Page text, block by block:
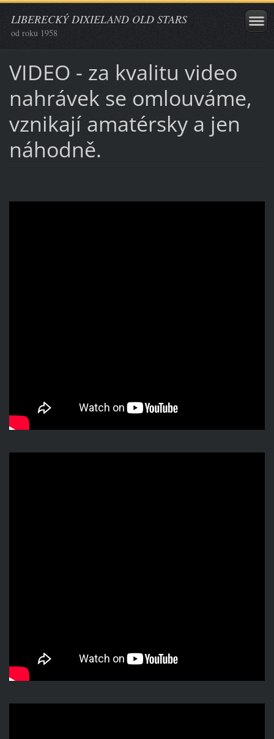
LIBERECKÝ DIXIELAND OLD STARS
od roku 1958
VIDEO - za kvalitu video
nahrávek se omlouváme,
vznikají amatérsky a jen
náhodně.